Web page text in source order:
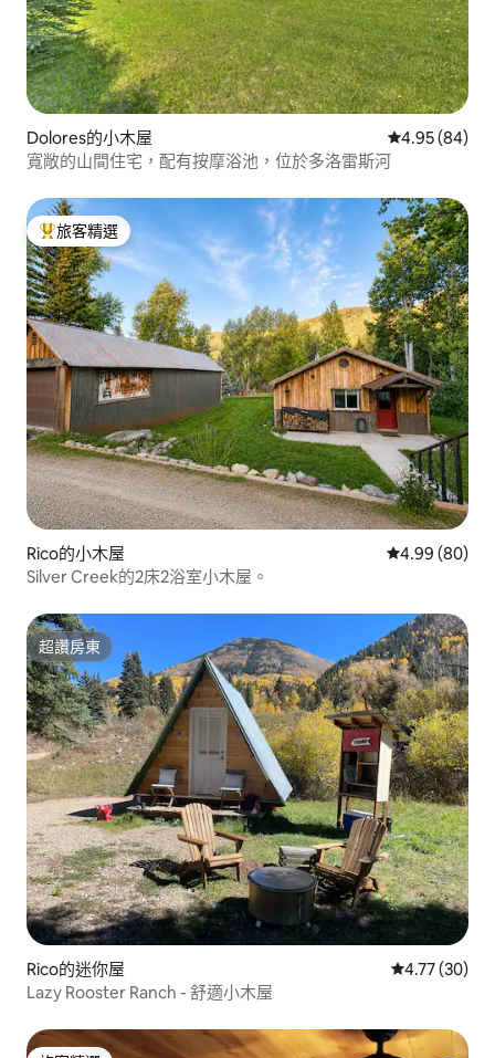
Dolores的小木屋 從 84 則評價
4.95 (84)
寬敞的山間住宅，配有按摩浴池，位於多洛雷斯河
旅客精選榜首
旅客精選
Rico的小木屋 從 80 則評價
4.99 (80)
Silver Creek的2床2浴室小木屋。
超讚房東
超讚房東
Rico的迷你屋 從 30 則評價
4.77 (30)
Lazy Rooster Ranch - 舒適小木屋